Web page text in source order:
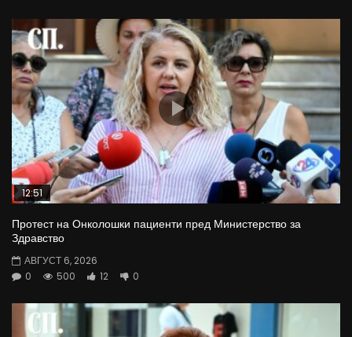
12:51
Протест на Онколошки пациенти пред Министерство за
Здравство
АВГУСТ 6, 2026
0
500 12 0